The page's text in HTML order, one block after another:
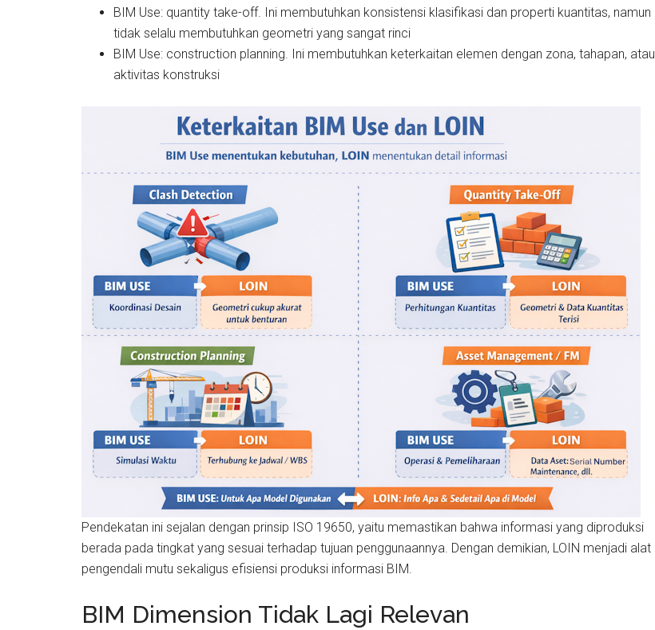
BIM Use: quantity take-off. Ini membutuhkan konsistensi klasifikasi dan properti kuantitas, namun
tidak selalu membutuhkan geometri yang sangat rinci
BIM Use: construction planning. Ini membutuhkan keterkaitan elemen dengan zona, tahapan, atau
aktivitas konstruksi
Pendekatan ini sejalan dengan prinsip ISO 19650, yaitu memastikan bahwa informasi yang diproduksi
berada pada tingkat yang sesuai terhadap tujuan penggunaannya. Dengan demikian, LOIN menjadi alat
pengendali mutu sekaligus efisiensi produksi informasi BIM.
BIM Dimension Tidak Lagi Relevan